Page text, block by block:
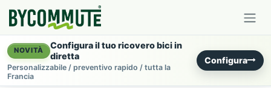
NOVITÀ
Configura il tuo ricovero bici in
diretta
Personalizzabile / preventivo rapido / tutta la
Francia
Configura